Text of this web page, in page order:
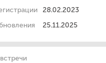
28.02.2023
25.11.2025